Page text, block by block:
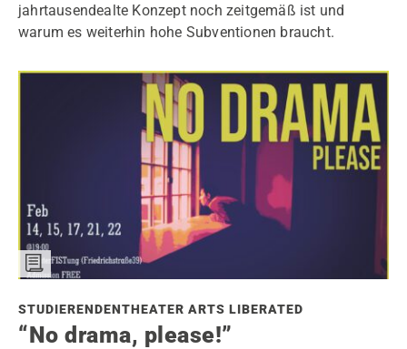
jahrtausendealte Konzept noch zeitgemäß ist und
warum es weiterhin hohe Subventionen braucht.
STUDIERENDENTHEATER ARTS LIBERATED
“No drama, please!”